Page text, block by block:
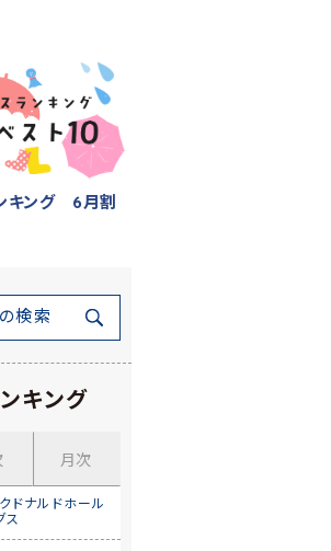
キング 6月割
検索
キング
月次
ドナルドホール
ス